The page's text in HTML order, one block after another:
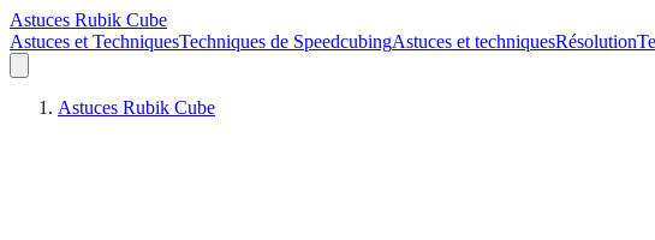
Astuces Rubik Cube
Astuces et TechniquesTechniques de SpeedcubingAstuces et techniquesRésolution
Astuces Rubik Cube